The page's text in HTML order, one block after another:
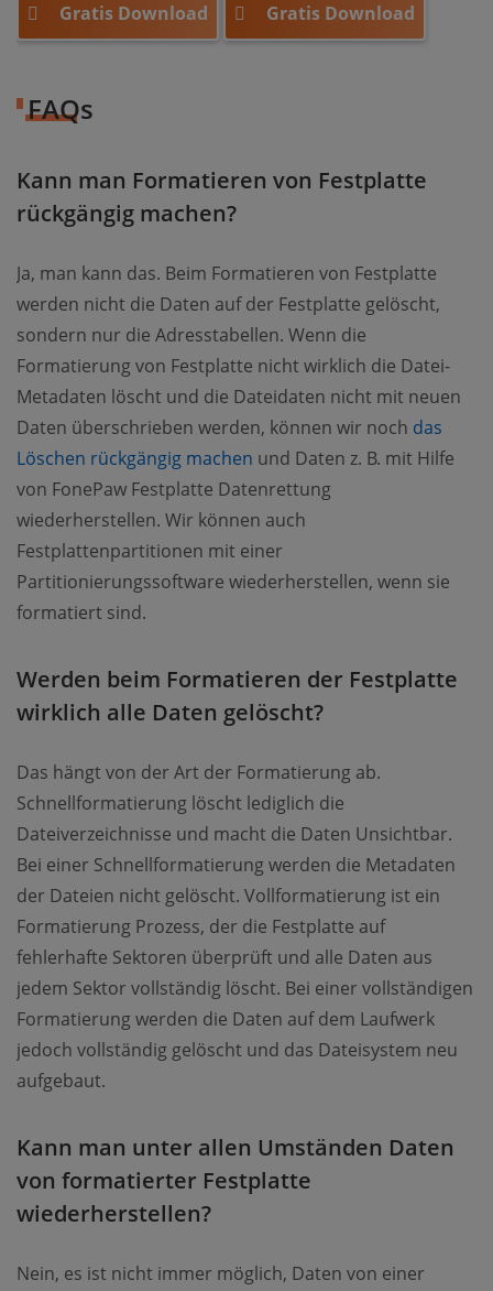
Gratis Download Gratis Download
FAQs
Kann man Formatieren von Festplatte
rückgängig machen?
Ja, man kann das. Beim Formatieren von Festplatte
werden nicht die Daten auf der Festplatte gelöscht,
sondern nur die Adresstabellen. Wenn die
Formatierung von Festplatte nicht wirklich die Datei-
Metadaten löscht und die Dateidaten nicht mit neuen
Daten überschrieben werden, können wir noch das
Löschen rückgängig machen und Daten z. B. mit Hilfe
von FonePaw Festplatte Datenrettung
wiederherstellen. Wir können auch
Festplattenpartitionen mit einer
Partitionierungssoftware wiederherstellen, wenn sie
formatiert sind.
Werden beim Formatieren der Festplatte
wirklich alle Daten gelöscht?
Das hängt von der Art der Formatierung ab.
Schnellformatierung löscht lediglich die
Dateiverzeichnisse und macht die Daten Unsichtbar.
Bei einer Schnellformatierung werden die Metadaten
der Dateien nicht gelöscht. Vollformatierung ist ein
Formatierung Prozess, der die Festplatte auf
fehlerhafte Sektoren überprüft und alle Daten aus
jedem Sektor vollständig löscht. Bei einer vollständigen
Formatierung werden die Daten auf dem Laufwerk
jedoch vollständig gelöscht und das Dateisystem neu
aufgebaut.
Kann man unter allen Umständen Daten
von formatierter Festplatte
wiederherstellen?
Nein, es ist nicht immer möglich, Daten von einer